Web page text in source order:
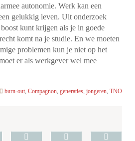
autonomie.Werk kan een
gelukkig leven. Uit onderzoek
kunt krijgen als je in goede
komt na je studie.En we moeten
problemen kun je niet op het
er als werkgever wel mee
burn-out, Compagnon, generaties, jongeren, TNO